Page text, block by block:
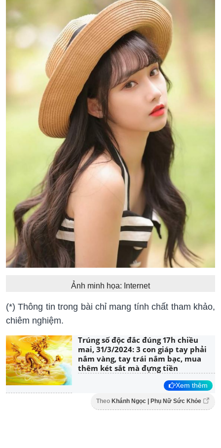
Ảnh minh họa: Internet
(*) Thông tin trong bài chỉ mang tính chất tham khảo,
chiêm nghiệm.
Trúng số độc đắc đúng 17h chiều
mai, 31/3/2024: 3 con giáp tay phải
nắm vàng, tay trái nắm bạc, mua
thêm két sắt mà đựng tiền
Xem thêm
Theo Khánh Ngọc | Phụ Nữ Sức Khỏe